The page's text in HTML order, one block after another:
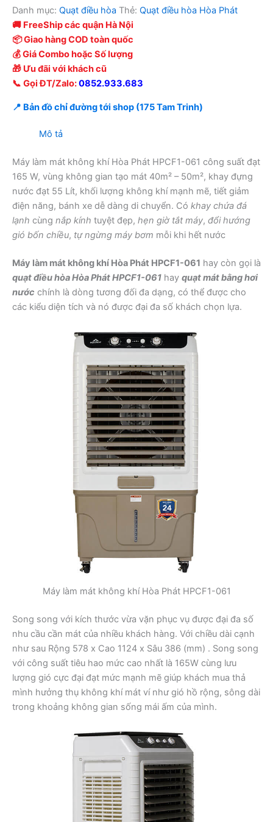
Danh mục: Quạt điều hòa Thẻ: Quạt điều hòa Hòa Phát
🚚 FreeShip các quận Hà Nội
📦 Giao hàng COD toàn quốc
💰 Giá Combo hoặc Số lượng
🎁 Ưu đãi với khách cũ
📞 Gọi ĐT/Zalo:0852.933.683
📍 Bản đồ chỉ đường tới shop (175 Tam Trinh)
Mô tả
Máy làm mát không khí Hòa Phát HPCF1-061 công suất đạt
165 W, vùng không gian tạo mát 40m² – 50m², khay đựng
nước đạt 55 Lít, khối lượng không khí mạnh mẽ, tiết giảm
điện năng, bánh xe dễ dàng di chuyển. Có khay chứa đá
lạnh cùng nắp kính tuyệt đẹp, hẹn giờ tắt máy, đổi hướng
gió bốn chiều, tự ngừng máy bơm mỗi khi hết nước
Máy làm mát không khí Hòa Phát HPCF1-061 hay còn gọi là
quạt điều hòa Hòa Phát HPCF1-061 hay quạt mát bằng hơi
nước chính là dòng tương đối đa dạng, có thể được cho
các kiểu diện tích và nó được đại đa số khách chọn lựa.
Máy làm mát không khí Hòa Phát HPCF1-061
Song song với kích thước vừa vặn phục vụ được đại đa số
nhu cầu cần mát của nhiều khách hàng. Với chiều dài cạnh
như sau Rộng 578 x Cao 1124 x Sâu 386 (mm) . Song song
với công suất tiêu hao mức cao nhất là 165W cùng lưu
lượng gió cực đại đạt mức mạnh mẽ giúp khách mua thả
mình hưởng thụ không khí mát ví như gió hồ rộng, sông dài
trong khoảng không gian sống mái ấm của mình.